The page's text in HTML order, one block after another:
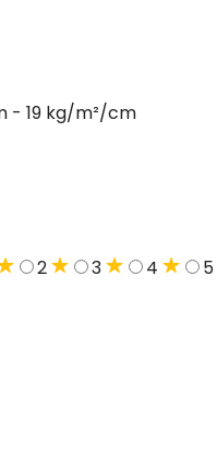
- 19 kg/m²/cm
2 3 4 5